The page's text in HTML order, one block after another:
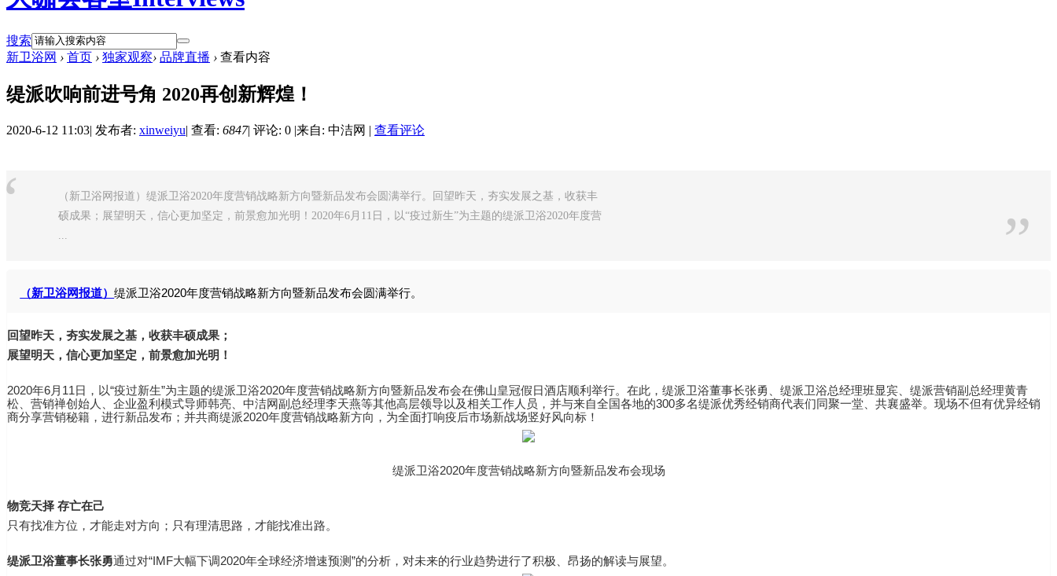
搜索
新卫浴网 › 首页 › 独家观察› 品牌直播 › 查看内容
缇派吹响前进号角 2020再创新辉煌！
2020-6-12 11:03| 发布者: xinweiyu| 查看: 6847| 评论: 0 |来自: 中洁网 | 查看评论
（新卫浴网报道）缇派卫浴2020年度营销战略新方向暨新品发布会圆满举行。回望昨天，夯实发展之基，收获丰
硕成果；展望明天，信心更加坚定，前景愈加光明！2020年6月11日，以“疫过新生”为主题的缇派卫浴2020年度营
”
（新卫浴网报道）缇派卫浴2020年度营销战略新方向暨新品发布会圆满举行。
回望昨天，夯实发展之基，收获丰硕成果；
展望明天，信心更加坚定，前景愈加光明！
2020年6月11日，以“疫过新生”为主题的缇派卫浴2020年度营销战略新方向暨新品发布会在佛山皇冠假日酒店顺利举行。在此，缇派卫浴董事长张勇、缇派卫浴总经理班显宾、缇派营销副总经理黄青
松、营销禅创始人、企业盈利模式导师韩亮、中洁网副总经理李天燕等其他高层领导以及相关工作人员，并与来自全国各地的300多名缇派优秀经销商代表们同聚一堂、共襄盛举。现场不但有优异经销
商分享营销秘籍，进行新品发布；并共商缇派2020年度营销战略新方向，为全面打响疫后市场新战场竖好风向标！
缇派卫浴2020年度营销战略新方向暨新品发布会现场
物竞天择 存亡在己
只有找准方位，才能走对方向；只有理清思路，才能找准出路。
缇派卫浴董事长张勇通过对“IMF大幅下调2020年全球经济增速预测”的分析，对未来的行业趋势进行了积极、昂扬的解读与展望。